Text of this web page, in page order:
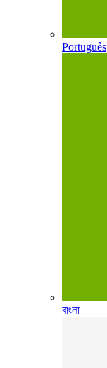
Português
বাংলা